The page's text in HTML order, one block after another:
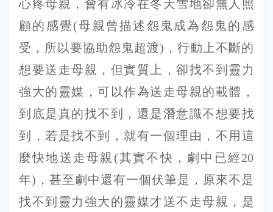
心疼母親，會有冰冷在冬天雪地卻無人照
顧的感覺(母親曾描述怨鬼成為怨鬼的感
受，所以要協助怨鬼超渡)，行動上不斷的
想要送走母親，但實質上，卻找不到靈力
強大的靈媒，可以作為送走母親的載體，
到底是真的找不到，還是潛意識不想要找
到，若是找不到，就有一個理由，不用這
麼快地送走母親(其實不快，劇中已經20
年)，甚至劇中還有一個伏筆是，原來不是
找不到靈力強大的靈媒才送不走母親，是